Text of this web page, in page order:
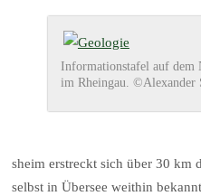
Informationstafel auf dem
im Rheingau. ©Alexander
sheim erstreckt sich über 30 km
selbst in Übersee weithin